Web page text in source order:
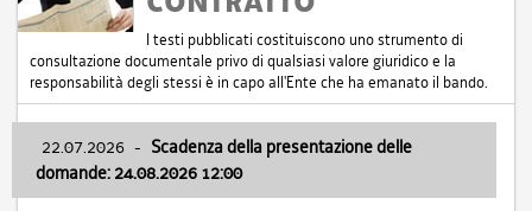
I testi pubblicati costituiscono uno strumento di
consultazione documentale privo di qualsiasi valore giuridico e la
responsabilità degli stessi è in capo all'Ente che ha emanato il bando.
22.07.2026 - Scadenza della presentazione delle
domande: 24.08.2026 12:00